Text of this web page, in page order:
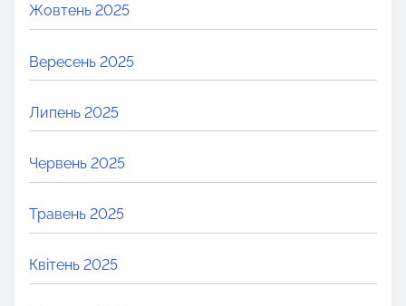
Жовтень 2025
Вересень 2025
Липень 2025
Червень 2025
Травень 2025
Квітень 2025